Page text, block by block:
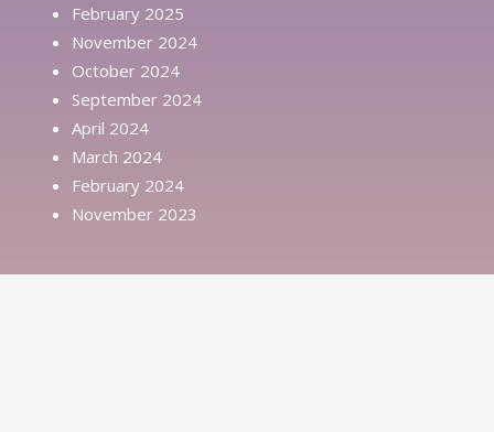
February 2025
November 2024
October 2024
September 2024
April 2024
March 2024
February 2024
November 2023